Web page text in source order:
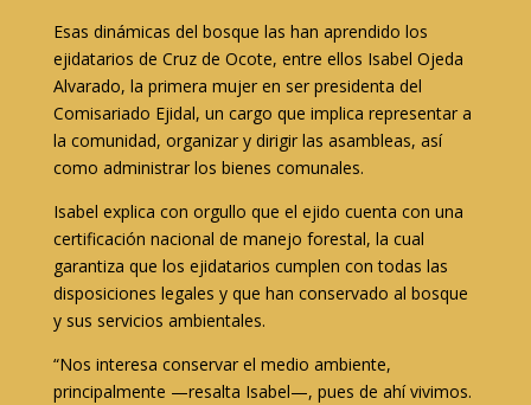
Esas dinámicas del bosque las han aprendido los
ejidatarios de Cruz de Ocote, entre ellos Isabel Ojeda
Alvarado, la primera mujer en ser presidenta del
Comisariado Ejidal, un cargo que implica representar a
la comunidad, organizar y dirigir las asambleas, así
como administrar los bienes comunales.
Isabel explica con orgullo que el ejido cuenta con una
certificación nacional de manejo forestal, la cual
garantiza que los ejidatarios cumplen con todas las
disposiciones legales y que han conservado al bosque
y sus servicios ambientales.
“Nos interesa conservar el medio ambiente,
principalmente —resalta Isabel—, pues de ahí vivimos.